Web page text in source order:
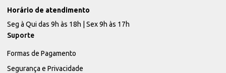
Horário de atendimento
Seg à Qui das 9h às 18h | Sex 9h às 17h
Suporte
Formas de Pagamento
Segurança e Privacidade